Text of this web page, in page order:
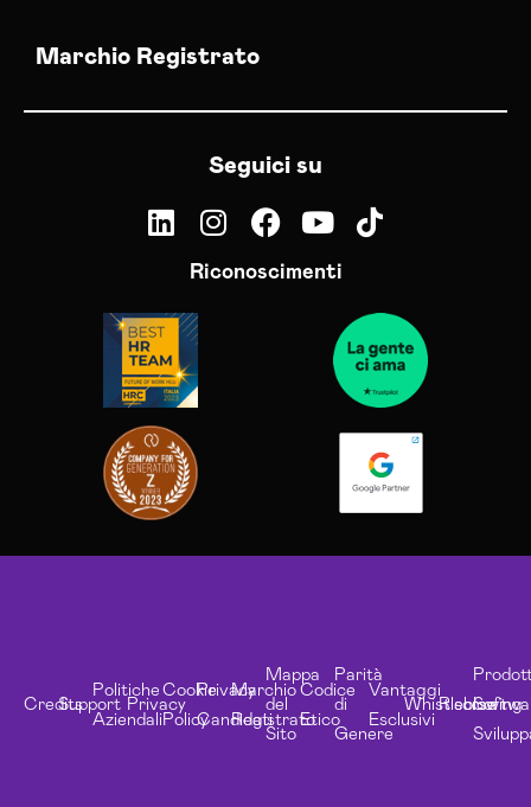
Marchio Registrato
Seguici su
Riconoscimenti
CreditsSupport
Politiche
Aziendali
Privacy
Cookie
Policy
Privacy
Candidati
Marchio
Registrato
Mappa
del
Sito
Codice
Etico
Parità
di
Genere
Vantaggi
Esclusivi
Whistleblowing
Risorse